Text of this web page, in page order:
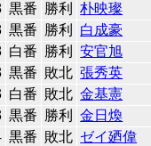
黒番 勝利 朴映璨
黒番 勝利 白成豪
白番 勝利 安官旭
黒番 敗北 張秀英
白番 敗北 金基憲
黒番 勝利 金日煥
黒番 敗北 ゼイ廼偉